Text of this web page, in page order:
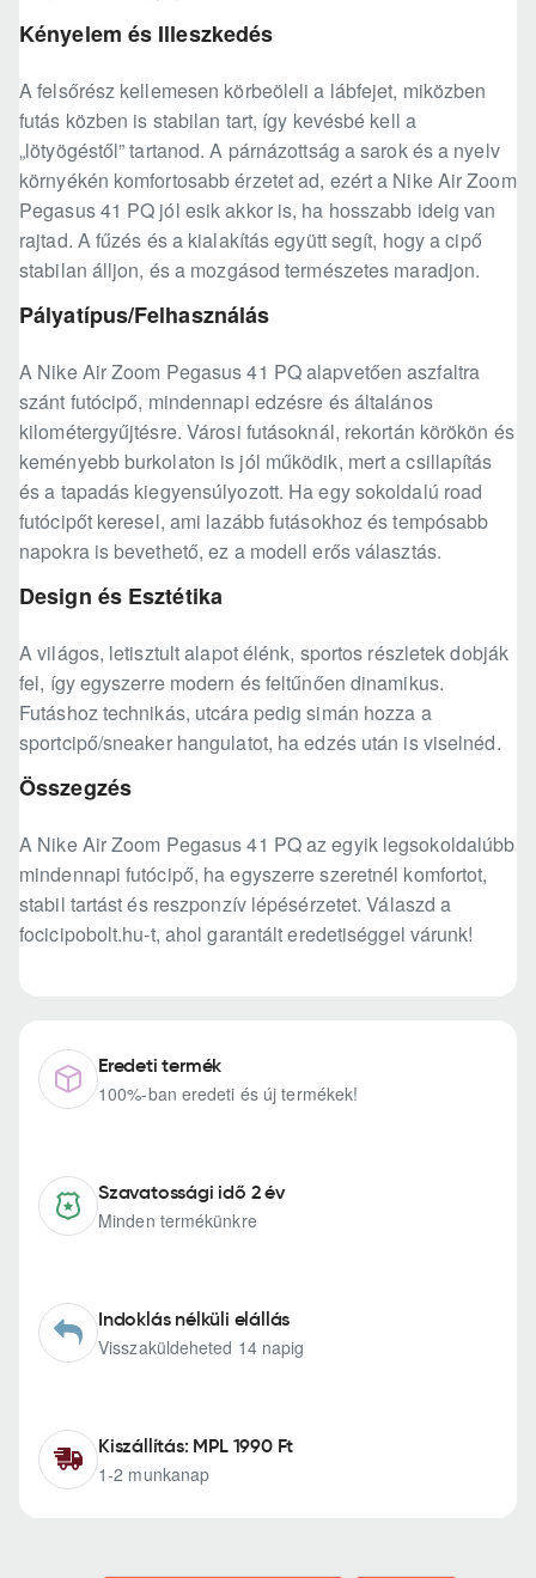
Kényelem és Illeszkedés
A felsőrész kellemesen körbeöleli a lábfejet, miközben
futás közben is stabilan tart, így kevésbé kell a
„lötyögéstől” tartanod. A párnázottság a sarok és a nyelv
környékén komfortosabb érzetet ad, ezért a Nike Air Zoom
Pegasus 41 PQ jól esik akkor is, ha hosszabb ideig van
rajtad. A fűzés és a kialakítás együtt segít, hogy a cipő
stabilan álljon, és a mozgásod természetes maradjon.
Pályatípus/Felhasználás
A Nike Air Zoom Pegasus 41 PQ alapvetően aszfaltra
szánt futócipő, mindennapi edzésre és általános
kilométergyűjtésre. Városi futásoknál, rekortán körökön és
keményebb burkolaton is jól működik, mert a csillapítás
és a tapadás kiegyensúlyozott. Ha egy sokoldalú road
futócipőt keresel, ami lazább futásokhoz és tempósabb
napokra is bevethető, ez a modell erős választás.
Design és Esztétika
A világos, letisztult alapot élénk, sportos részletek dobják
fel, így egyszerre modern és feltűnően dinamikus.
Futáshoz technikás, utcára pedig simán hozza a
sportcipő/sneaker hangulatot, ha edzés után is viselnéd.
Összegzés
A Nike Air Zoom Pegasus 41 PQ az egyik legsokoldalúbb
mindennapi futócipő, ha egyszerre szeretnél komfortot,
stabil tartást és reszponzív lépésérzetet. Válaszd a
focicipobolt.hu-t, ahol garantált eredetiséggel várunk!
Eredeti termék
100%-ban eredeti és új termékek!
Szavatossági idő 2 év
Minden termékünkre
Indoklás nélküli elállás
Visszaküldeheted 14 napig
Kiszállítás: MPL 1990 Ft
1-2 munkanap